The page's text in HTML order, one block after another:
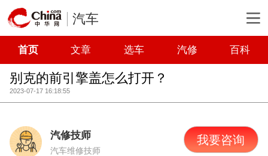
汽车
首页 文章 选车 汽修 百科
别克的前引擎盖怎么打开？
2023-07-17 16:18:55
汽修技师
汽车维修技师
我要咨询